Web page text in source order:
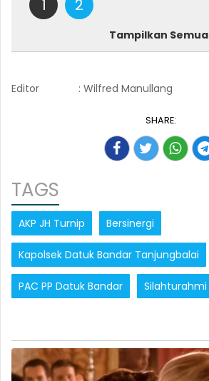
1 2
Tampilkan Semua
Editor : Wilfred Manullang
SHARE:
TAGS
AKP JH Turnip Bersinergi
Kapolsek Datuk Bandar Tanjungbalai
PAC PP Datuk Bandar Silahturahmi